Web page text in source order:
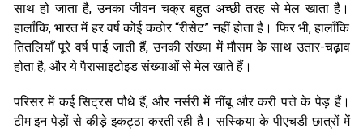
साथ हो जाता है, उनका जीवन चक्र बहुत अच्छी तरह से मेल खाता है।
हालाँकि, भारत में हर वर्ष कोई कठोर “रीसेट” नहीं होता है। फिर भी, हालाँकि
तितलियाँ पूरे वर्ष पाई जाती हैं, उनकी संख्या में मौसम के साथ उतार-चढ़ाव
होता है, और ये पैरासाइटोइड संख्याओं से मेल खाते हैं।
परिसर में कई सिट्रस पौधे हैं, और नर्सरी में नींबू और करी पत्ते के पेड़ हैं।
टीम इन पेड़ों से कीड़े इकट्ठा करती रही है। सस्किया के पीएचडी छात्रों में